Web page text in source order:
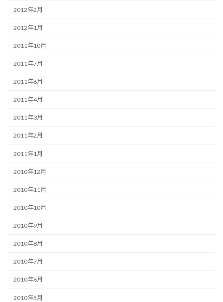
2012年2月
2012年1月
2011年10月
2011年7月
2011年6月
2011年4月
2011年3月
2011年2月
2011年1月
2010年12月
2010年11月
2010年10月
2010年9月
2010年8月
2010年7月
2010年6月
2010年5月